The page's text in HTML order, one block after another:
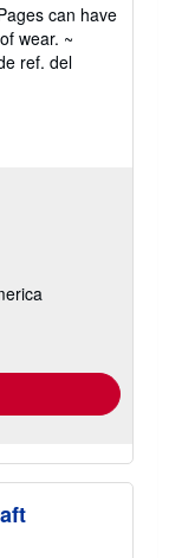
can have
wear. ~
ref. del